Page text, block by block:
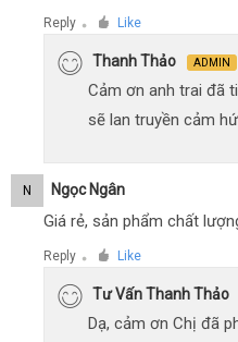
Reply ● Like
Thanh Thảo ADMIN
Cảm ơn anh trai đã
sẽ lan truyền cảm
N Ngọc Ngân
Giá rẻ, sản phẩm chất
Reply ● Like
Tư Vấn Thanh Thảo
Dạ, cảm ơn Chị đã